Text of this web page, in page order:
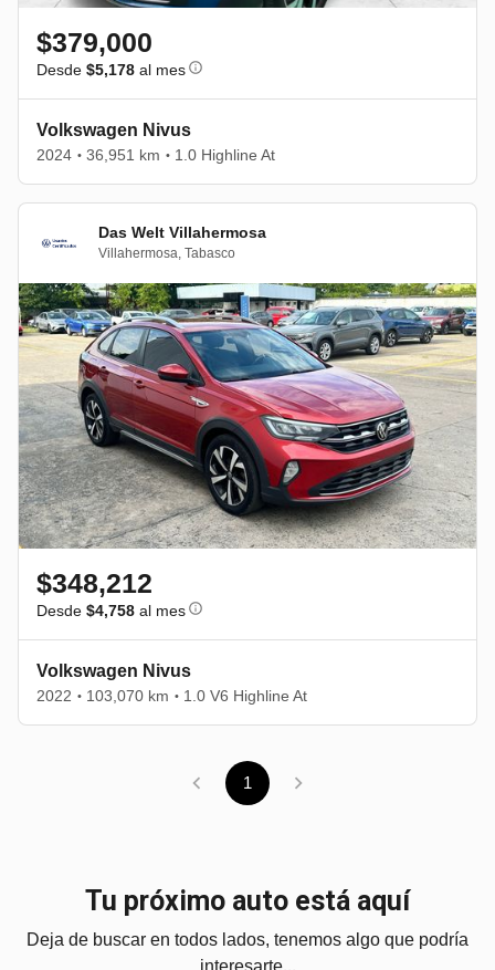
$379,000
Desde $5,178 al mes
Volkswagen Nivus
2024 • 36,951 km • 1.0 Highline At
Das Welt Villahermosa
Villahermosa, Tabasco
$348,212
Desde $4,758 al mes
Volkswagen Nivus
2022 • 103,070 km • 1.0 V6 Highline At
1
Tu próximo auto está aquí
Deja de buscar en todos lados, tenemos algo que podría
interesarte...